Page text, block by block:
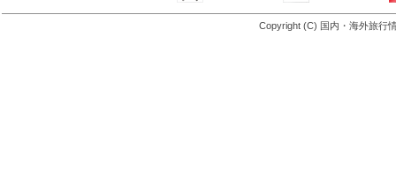
Copyright (C) 国内・海外旅行